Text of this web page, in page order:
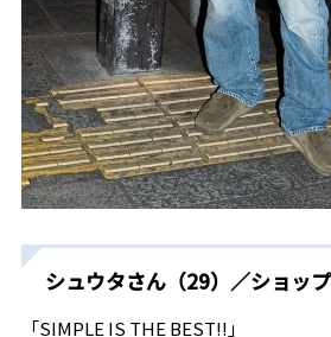
シュウタさん（29）／ショッ
「SIMPLE IS THE BEST!!」